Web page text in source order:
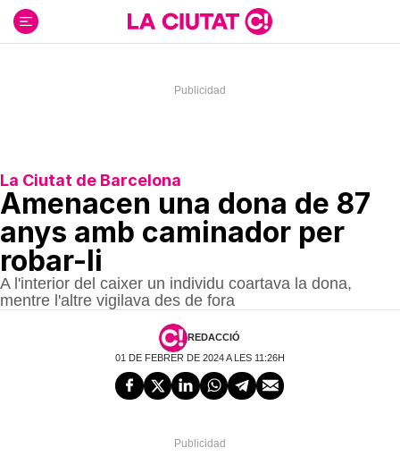
contenido
La Ciutat de Barcelona
Amenacen una dona de 87
anys amb caminador per
robar-li
A l'interior del caixer un individu coartava la dona,
mentre l'altre vigilava des de fora
REDACCIÓ
01 DE FEBRER DE 2024 A LES 11:26H